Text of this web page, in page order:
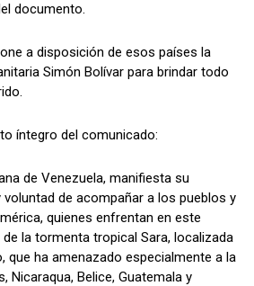
documento.
a disposición de esos países la
Simón Bolívar para brindar todo
íntegro del comunicado:
de Venezuela, manifiesta su
de acompañar a los pueblos y
quienes enfrentan en este
la tormenta tropical Sara, localizada
que ha amenazado especialmente a la
Nicaraqua, Belice, Guatemala y